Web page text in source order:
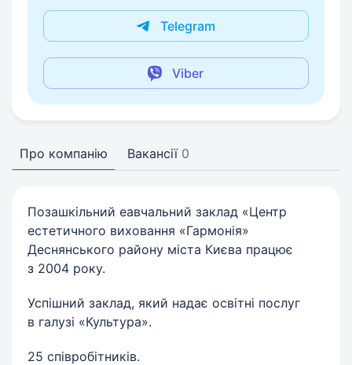
Telegram
Viber
Про компанію Вакансії 0
Позашкільний еавчальний заклад «Центр
естетичного виховання «Гармонія»
Деснянського району міста Києва працює
з 2004 року.
Успішний заклад, який надає освітні послуг
в галузі «Культура».
25 співробітників.